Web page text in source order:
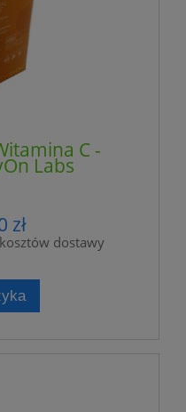
C -
Labs
zł
dostawy